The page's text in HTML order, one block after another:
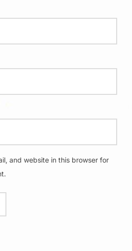
and website in this browser for